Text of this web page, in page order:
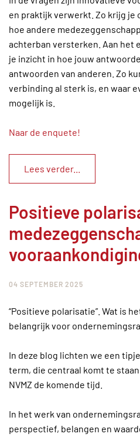
en praktijk verwerkt. Zo krijg
hoe andere
achterban versterken. Aan het
je inzicht in hoe jouw
antwoorden van anderen. Zo
verbinding al sterk is, en waar
mogelijk is.
Naar de enquete!
Lees verder...
Positieve
04 SEPTEMBER 2025
“Positieve polarisatie”. Wat is
belangrijk voor
In deze blog lichten we een
term, die centraal komt te
NVMZ de komende tijd.
In het werk van
perspectief, belangen en